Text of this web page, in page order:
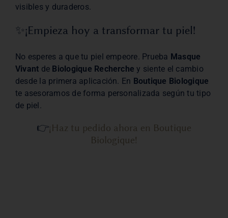
visibles y duraderos.
✨¡Empieza hoy a transformar tu piel!
No esperes a que tu piel empeore. Prueba Masque
Vivant de Biologique Recherche y siente el cambio
desde la primera aplicación. En Boutique Biologique
te asesoramos de forma personalizada según tu tipo
de piel.
👉¡Haz tu pedido ahora en Boutique
Biologique!